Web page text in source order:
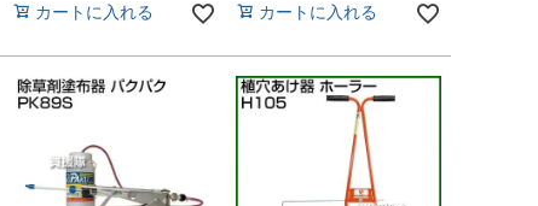
カートに入れる カートに入れる